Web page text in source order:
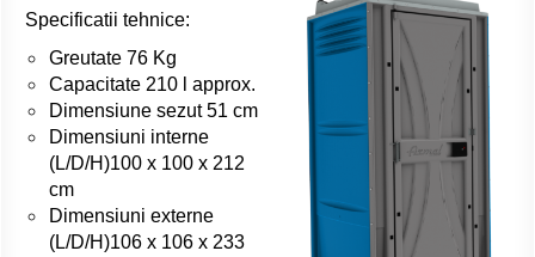
Specificatii tehnice:
Greutate 76 Kg
Capacitate 210 l approx.
Dimensiune sezut 51 cm
Dimensiuni interne
(L/D/H)100 x 100 x 212
cm
Dimensiuni externe
(L/D/H)106 x 106 x 233